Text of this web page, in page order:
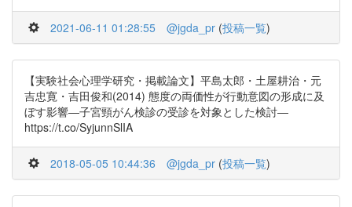
2021-06-11 01:28:55 @jgda_pr (投稿一覧)
【実験社会心理学研究・掲載論文】平島太郎・土屋耕治・元
吉忠寛・吉田俊和(2014) 態度の両価性が行動意図の形成に及
ぼす影響―子宮頸がん検診の受診を対象とした検討―
https://t.co/SyjunnSlIA
2018-05-05 10:44:36 @jgda_pr (投稿一覧)